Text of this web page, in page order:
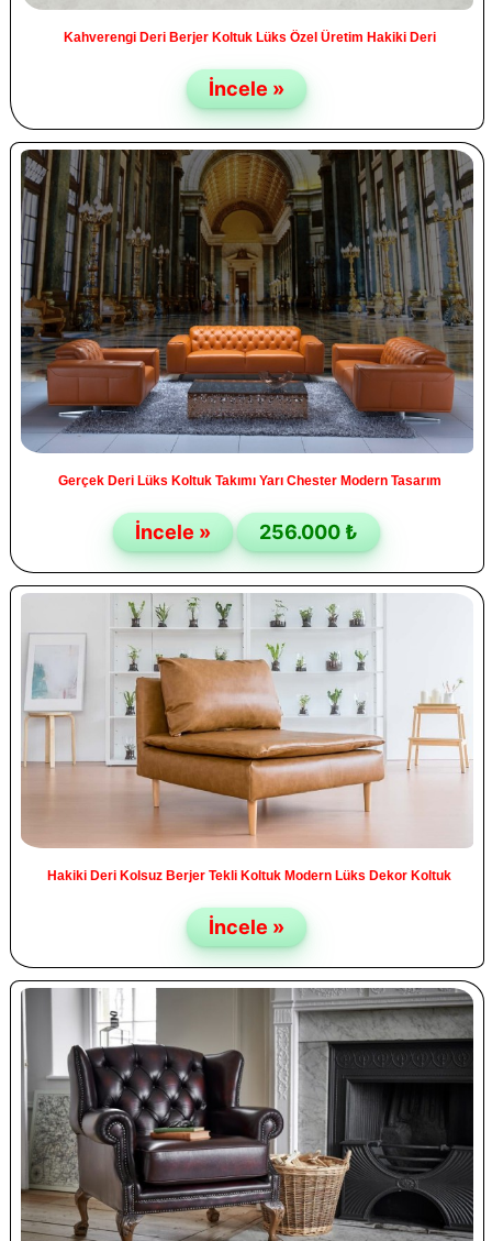
Kahverengi Deri Berjer Koltuk Lüks Özel Üretim Hakiki Deri
İncele »
Gerçek Deri Lüks Koltuk Takımı Yarı Chester Modern Tasarım
İncele » 256.000 ₺
Hakiki Deri Kolsuz Berjer Tekli Koltuk Modern Lüks Dekor Koltuk
İncele »